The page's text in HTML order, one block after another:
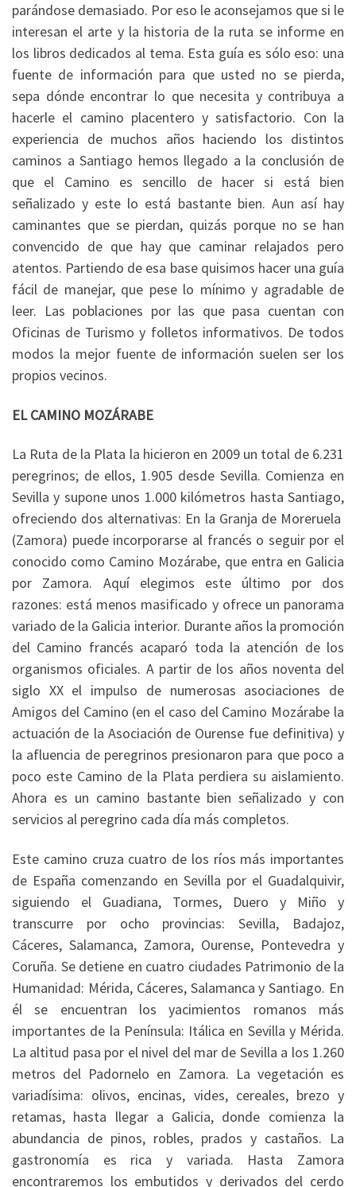
parándose demasiado. Por eso le aconsejamos que si le
interesan el arte y la historia de la ruta se informe en
los libros dedicados al tema. Esta guía es sólo eso: una
fuente de información para que usted no se pierda,
sepa dónde encontrar lo que necesita y contribuya a
hacerle el camino placentero y satisfactorio. Con la
experiencia de muchos años haciendo los distintos
caminos a Santiago hemos llegado a la conclusión de
que el Camino es sencillo de hacer si está bien
señalizado y este lo está bastante bien. Aun así hay
caminantes que se pierdan, quizás porque no se han
convencido de que hay que caminar relajados pero
atentos. Partiendo de esa base quisimos hacer una guía
fácil de manejar, que pese lo mínimo y agradable de
leer. Las poblaciones por las que pasa cuentan con
Oficinas de Turismo y folletos informativos. De todos
modos la mejor fuente de información suelen ser los
propios vecinos.
EL CAMINO MOZÁRABE
La Ruta de la Plata la hicieron en 2009 un total de 6.231
peregrinos; de ellos, 1.905 desde Sevilla. Comienza en
Sevilla y supone unos 1.000 kilómetros hasta Santiago,
ofreciendo dos alternativas: En la Granja de Moreruela
(Zamora) puede incorporarse al francés o seguir por el
conocido como Camino Mozárabe, que entra en Galicia
por Zamora. Aquí elegimos este último por dos
razones: está menos masificado y ofrece un panorama
variado de la Galicia interior. Durante años la promoción
del Camino francés acaparó toda la atención de los
organismos oficiales. A partir de los años noventa del
siglo XX el impulso de numerosas asociaciones de
Amigos del Camino (en el caso del Camino Mozárabe la
actuación de la Asociación de Ourense fue definitiva) y
la afluencia de peregrinos presionaron para que poco a
poco este Camino de la Plata perdiera su aislamiento.
Ahora es un camino bastante bien señalizado y con
servicios al peregrino cada día más completos.
Este camino cruza cuatro de los ríos más importantes
de España comenzando en Sevilla por el Guadalquivir,
siguiendo el Guadiana, Tormes, Duero y Miño y
transcurre por ocho provincias: Sevilla, Badajoz,
Cáceres, Salamanca, Zamora, Ourense, Pontevedra y
Coruña. Se detiene en cuatro ciudades Patrimonio de la
Humanidad: Mérida, Cáceres, Salamanca y Santiago. En
él se encuentran los yacimientos romanos más
importantes de la Península: Itálica en Sevilla y Mérida.
La altitud pasa por el nivel del mar de Sevilla a los 1.260
metros del Padornelo en Zamora. La vegetación es
variadísima: olivos, encinas, vides, cereales, brezo y
retamas, hasta llegar a Galicia, donde comienza la
abundancia de pinos, robles, prados y castaños. La
gastronomía es rica y variada. Hasta Zamora
encontraremos los embutidos y derivados del cerdo